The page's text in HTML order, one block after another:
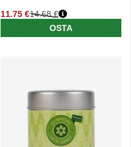
11.75 €
Normaali hinta
14.68 €
OSTA